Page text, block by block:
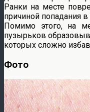
Ранки на месте
причиной попадания
Помимо этого, на
пузырьков
которых сложно
Фото